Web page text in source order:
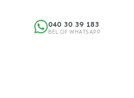
040 30 39 183
BEL OF WHATSAPP